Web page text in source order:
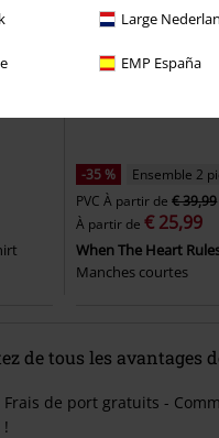
Large
EMP España
-35 %
Ensemble 2
PVC À partir de€ 39,99
À partir de€ 25,99
When The Heart
Manches courtes
de tous les avantages
Frais de port gratuits -
!